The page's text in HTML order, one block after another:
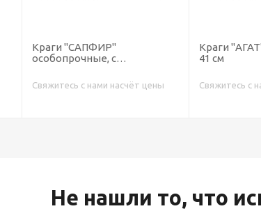
Краги "САПФИР"
особопрочные, с
Свяжитесь с нами насчёт цены
Краги
41 см
Свяжитесь с
Не нашли то, что